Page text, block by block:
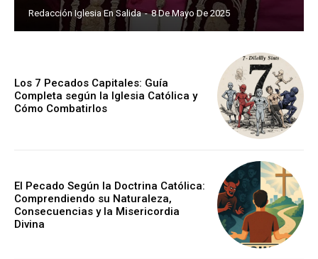
Redacción Iglesia En Salida - 8 De Mayo De 2025
Los 7 Pecados Capitales: Guía
Completa según la Iglesia Católica y
Cómo Combatirlos
El Pecado Según la Doctrina Católica:
Comprendiendo su Naturaleza,
Consecuencias y la Misericordia
Divina